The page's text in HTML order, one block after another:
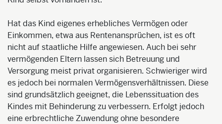
Hat das Kind eigenes erhebliches Vermögen oder
Einkommen, etwa aus Rentenansprüchen, ist es oft
nicht auf staatliche Hilfe angewiesen. Auch bei sehr
vermögenden Eltern lassen sich Betreuung und
Versorgung meist privat organisieren. Schwieriger wird
es jedoch bei normalen Vermögensverhältnissen. Diese
sind grundsätzlich geeignet, die Lebenssituation des
Kindes mit Behinderung zu verbessern. Erfolgt jedoch
eine erbrechtliche Zuwendung ohne besondere